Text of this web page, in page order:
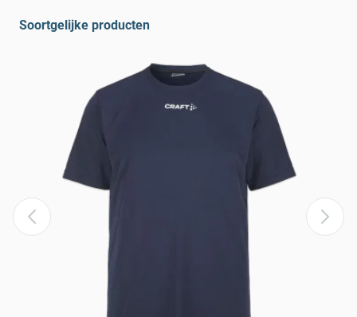
Soortgelijke producten